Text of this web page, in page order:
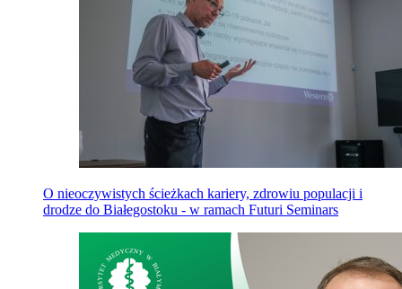
O nieoczywistych ścieżkach kariery, zdrowiu populacji i
drodze do Białegostoku - w ramach Futuri Seminars